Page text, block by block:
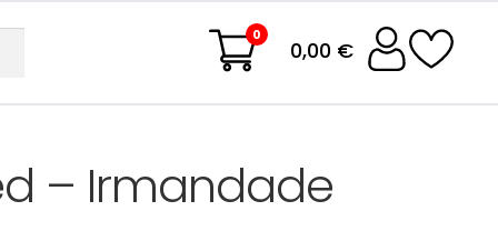
0
0,00 €
– Irmandade